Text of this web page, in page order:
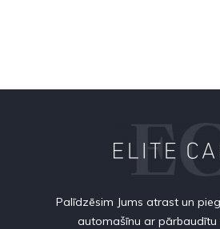
Palīdzēsim Jums atrast un
automašīnu ar pārbaudītu